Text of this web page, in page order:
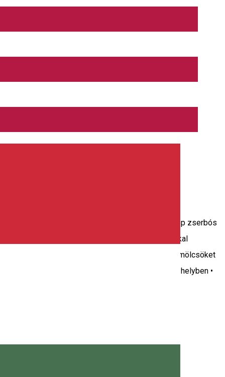
kapnak. A rumos-csokis, chilis-csokis vagy épp zserbós
csokis vagy csokis-banános finomságokkal
– is szolgál. Természetesen szezonális gyümölcsöket
• Kiszállítás • Elvitel • Fogyasztás helyben •